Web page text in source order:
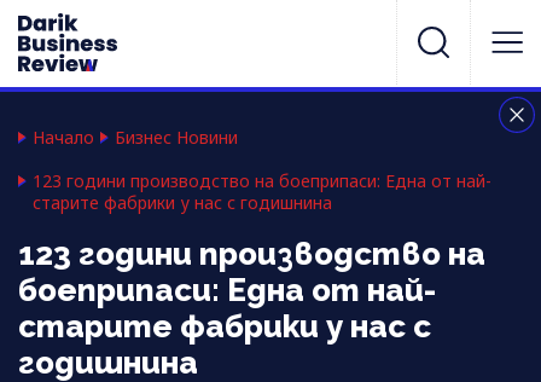
Начало
Бизнес Новини
123 години производство на боеприпаси: Една от най-
старите фабрики у нас с годишнина
123 години производство на
боеприпаси: Една от най-
старите фабрики у нас с
годишнина